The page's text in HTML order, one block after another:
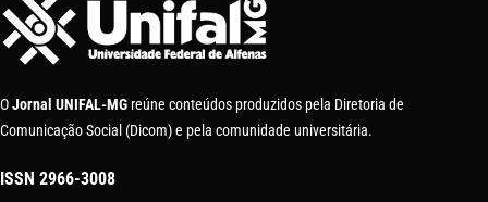
OJornal UNIFAL-MG reúne conteúdos produzidos pela Diretoria de
Comunicação Social (Dicom) e pela comunidade universitária.
ISSN 2966-3008